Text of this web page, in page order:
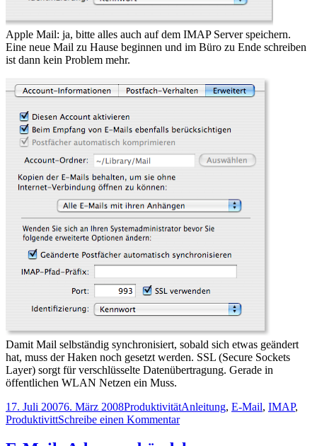
Apple Mail: ja, bitte alles auch auf dem IMAP Server speichern.
Eine neue Mail zu Hause beginnen und im Büro zu Ende schreiben
ist dann kein Problem mehr.
Damit Mail selbständig synchronisiert, sobald sich etwas geändert
hat, muss der Haken noch gesetzt werden. SSL (Secure Sockets
Layer) sorgt für verschlüsselte Datenübertragung. Gerade in
öffentlichen WLAN Netzen ein Muss.
Veröffentlicht
am
17. Juli 20076. März 2008Kategorien
ProduktivitätSchlagwörter
Anleitung, E-Mail, IMAP,
ProduktivittSchreibe einen Kommentarzu